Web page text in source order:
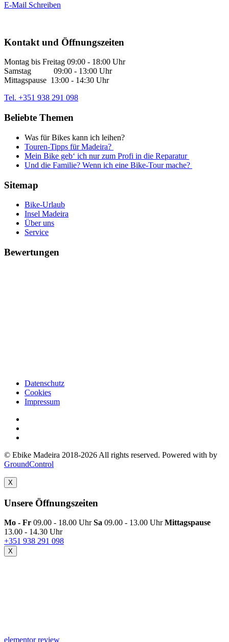
E-Mail Schreiben
Kontakt und Öffnungszeiten
Montag bis Freitag 09:00 - 18:00 Uhr
Samstag 09:00 - 13:00 Uhr
Mittagspause 13:00 - 14:30 Uhr
Tel. +351 938 291 098
Beliebte Themen
Was für Bikes kann ich leihen?
Touren-Tipps für Madeira?
Mein Bike geb‘ ich nur zum Profi in die Reparatur
Und die Familie? Wenn ich eine Bike-Tour mache?
Sitemap
Bike-Urlaub
Insel Madeira
Über uns
Service
Bewertungen
Datenschutz
Cookies
Impressum
© Ebike Madeira 2018-2026 All rights reserved. Powered with by
GroundControl
X
Unsere Öffnungszeiten
Mo - Fr 09.00 - 18.00 Uhr Sa 09.00 - 13.00 Uhr Mittagspause
13.00 - 14.30 Uhr
+351 938 291 098
X
elementor review